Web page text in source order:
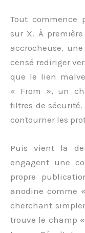
Tout commence
sur X. À
accrocheuse,
censé rediriger
que le lien
« From », un
filtres de
contourner les
Puis vient la
engagent une
propre
anodine comme
cherchant
trouve le champ